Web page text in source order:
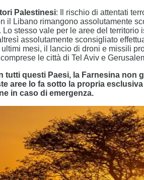
Palestinesi: Il rischio di attentati
il Libano rimangono assolutamente
Lo stesso vale per le aree del
assolutamente sconsigliato
mesi, il lancio di droni e missili
le città di Tel Aviv e
tutti questi Paesi, la Farnesina non
aree lo fa sotto la propria
in caso di emergenza.